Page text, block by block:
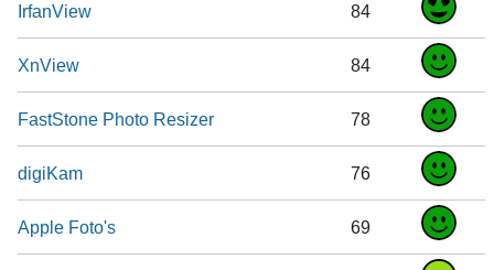
IrfanView 84
XnView 84
FastStone Photo Resizer 78
digiKam 76
Apple Foto's 69